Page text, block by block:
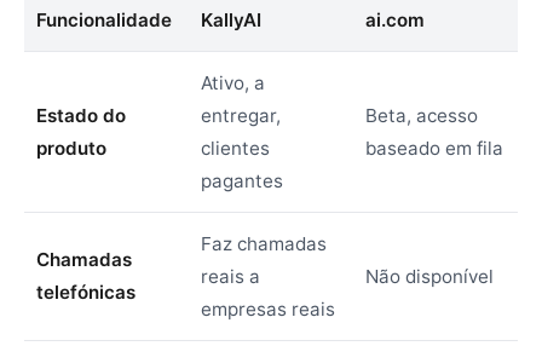
Funcionalidade KallyAI ai.com
Estado do
produto
Ativo, a
entregar,
clientes
pagantes
Beta, acesso
baseado em fila
Chamadas
telefónicas
Faz chamadas
reais a
empresas reais
Não disponível